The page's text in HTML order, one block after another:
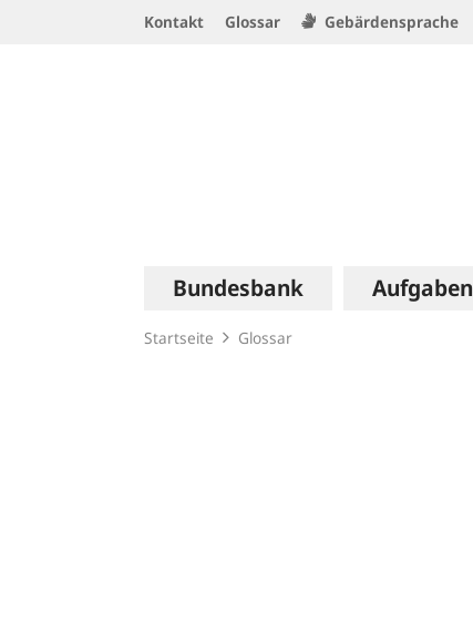
Kontakt Glossar Gebärdensprache
Hauptnavigation
Bundesbank Aufgaben
Startseite Glossar